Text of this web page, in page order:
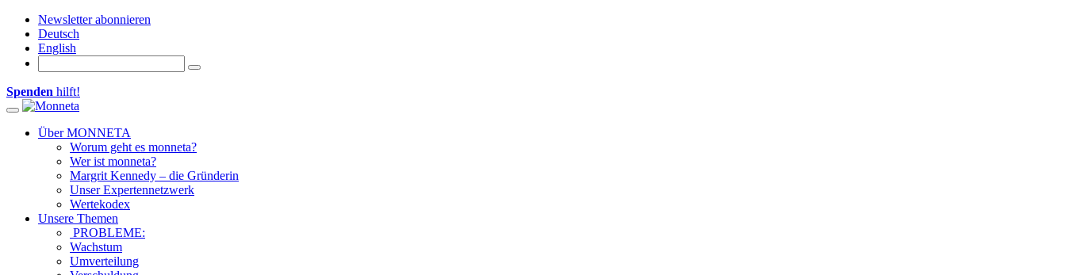
Newsletter abonnieren
Deutsch
English
Spenden hilft!
Toggle navigation
Über MONNETA
Worum geht es monneta?
Wer ist monneta?
Margrit Kennedy – die Gründerin
Unser Expertennetzwerk
Wertekodex
Unsere Themen
PROBLEME:
Wachstum
Umverteilung